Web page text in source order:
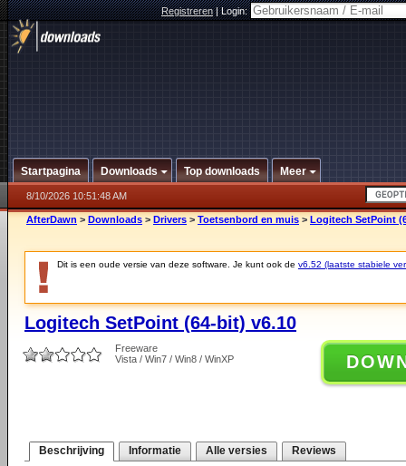
Registreren|Login:
Startpagina Downloads Top downloads Meer
8/10/2026 10:51:48 AM
AfterDawn > Downloads > Drivers > Toetsenbord en muis > Logitech SetPoint
Dit is een oude versie van deze software. Je kunt ook de v6.52 (laatste stabiele
Logitech SetPoint (64-bit) v6.10
Freeware
Vista / Win7 / Win8 / WinXP
Beschrijving Informatie Alle versies Reviews